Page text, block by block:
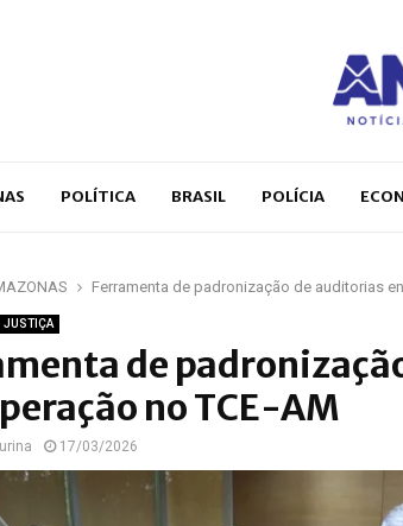
POLÍTICA BRASIL POLÍCIA
Ferramenta de padronização de auditorias
JUSTIÇA
de
no TCE-AM
17/03/2026